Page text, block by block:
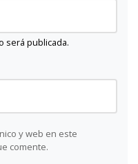
será publicada.
y web en este
comente.